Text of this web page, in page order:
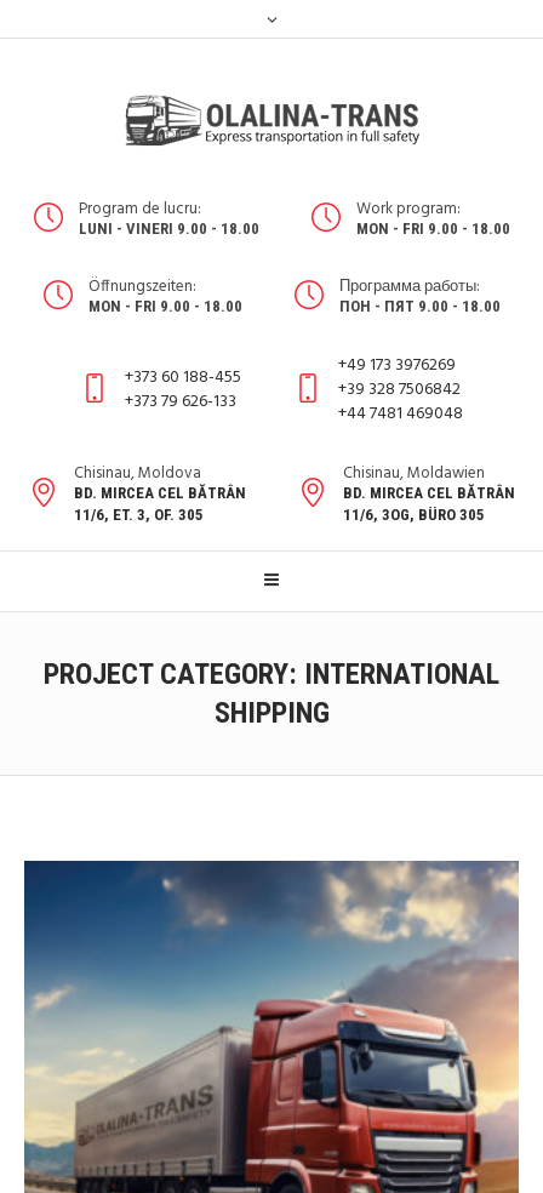
Program de lucru:
LUNI - VINERI 9.00 - 18.00
Work program:
MON - FRI 9.00 - 18.00
Öffnungszeiten:
MON - FRI 9.00 - 18.00
Программа работы:
ПОН - ПЯТ 9.00 - 18.00
+373 60 188-455
+373 79 626-133
+49 173 3976269
+39 328 7506842
+44 7481 469048
Chisinau, Moldova
BD. MIRCEA CEL BĂTRÂN
11/6, ET. 3, OF. 305
Chisinau, Moldawien
BD. MIRCEA CEL BĂTRÂN
11/6, 3OG, BÜRO 305
PROJECT CATEGORY: INTERNATIONAL
SHIPPING